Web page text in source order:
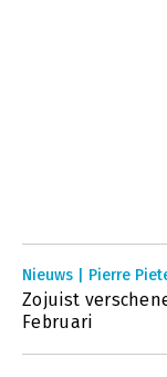
Nieuws | Pierre
Zojuist
Februari